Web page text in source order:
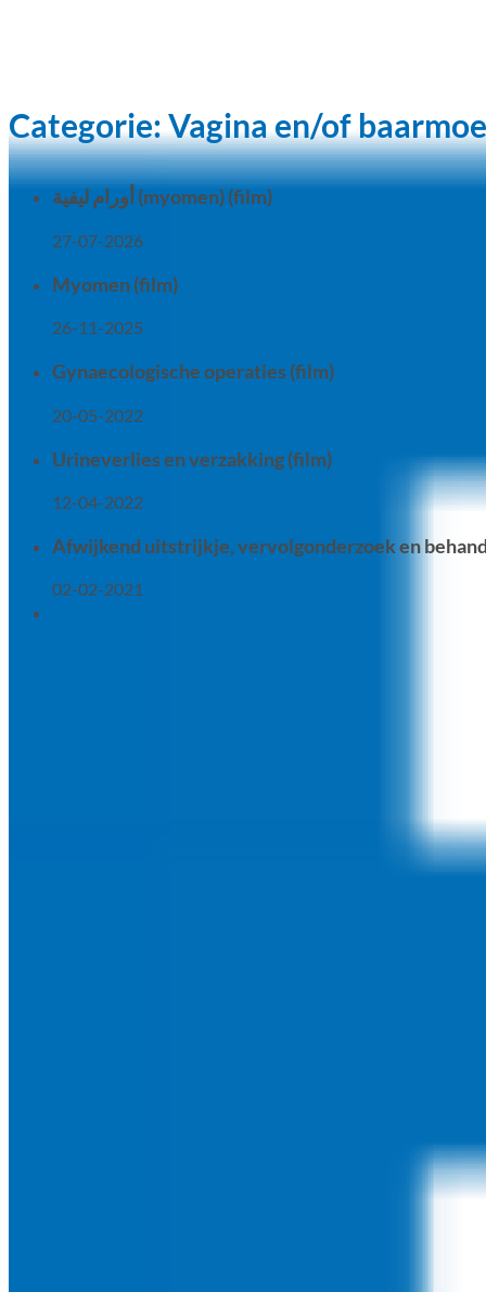
Categorie:Vagina en/of
أورام ليفية (myomen) (film)
27-07-2026
Myomen (film)
26-11-2025
Gynaecologische operaties (film)
20-05-2022
Urineverlies en verzakking (film)
12-04-2022
Afwijkend uitstrijkje, vervolgonderzoek en
02-02-2021